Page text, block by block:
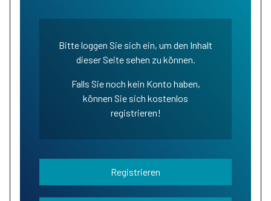
Bitte loggen Sie sich ein, um den Inhalt
dieser Seite sehen zu können.
Falls Sie noch kein Konto haben,
können Sie sich kostenlos
registrieren!
Registrieren